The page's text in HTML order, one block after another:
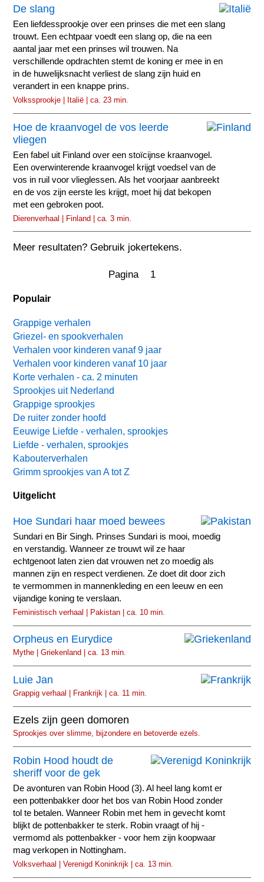
De slang
Een liefdessprookje over een prinses die met een slang
trouwt. Een echtpaar voedt een slang op, die na een
aantal jaar met een prinses wil trouwen. Na
verschillende opdrachten stemt de koning er mee in en
in de huwelijksnacht verliest de slang zijn huid en
verandert in een knappe prins.
Volkssprookje | Italië | ca. 23 min.
Hoe de kraanvogel de vos leerde
vliegen
Een fabel uit Finland over een stoïcijnse kraanvogel.
Een overwinterende kraanvogel krijgt voedsel van de
vos in ruil voor vlieglessen. Als het voorjaar aanbreekt
en de vos zijn eerste les krijgt, moet hij dat bekopen
met een gebroken poot.
Dierenverhaal | Finland | ca. 3 min.
Meer resultaten? Gebruik jokertekens.
Pagina 1
Populair
Grappige verhalen
Griezel- en spookverhalen
Verhalen voor kinderen vanaf 9 jaar
Verhalen voor kinderen vanaf 10 jaar
Korte verhalen - ca. 2 minuten
Sprookjes uit Nederland
Grappige sprookjes
De ruiter zonder hoofd
Eeuwige Liefde - verhalen, sprookjes
Liefde - verhalen, sprookjes
Kabouterverhalen
Grimm sprookjes van A tot Z
Uitgelicht
Hoe Sundari haar moed bewees
Sundari en Bir Singh. Prinses Sundari is mooi, moedig
en verstandig. Wanneer ze trouwt wil ze haar
echtgenoot laten zien dat vrouwen net zo moedig als
mannen zijn en respect verdienen. Ze doet dit door zich
te vermommen in mannenkleding en een leeuw en een
vijandige koning te verslaan.
Feministisch verhaal | Pakistan | ca. 10 min.
Orpheus en Eurydice
Mythe | Griekenland | ca. 13 min.
Luie Jan
Grappig verhaal | Frankrijk | ca. 11 min.
Ezels zijn geen domoren
Sprookjes over slimme, bijzondere en betoverde ezels.
Robin Hood houdt de
sheriff voor de gek
De avonturen van Robin Hood (3). Al heel lang komt er
een pottenbakker door het bos van Robin Hood zonder
tol te betalen. Wanneer Robin met hem in gevecht komt
blijkt de pottenbakker te sterk. Robin vraagt of hij -
vermomd als pottenbakker - voor hem zijn koopwaar
mag verkopen in Nottingham.
Volksverhaal | Verenigd Koninkrijk | ca. 13 min.